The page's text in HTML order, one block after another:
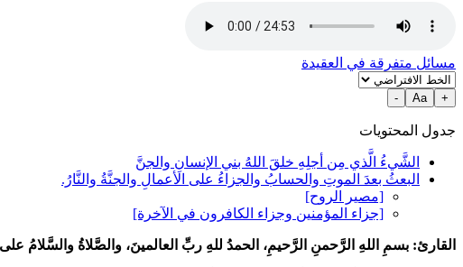
مسائل متفرقة في العقيدة
+
Aa
-
جدول المحتويات
الشَّيءُ الَّذي مِن أجلِهِ خلقَ اللهُ بني الإنسانِ والجنَّ
البعثُ بعدَ الموتِ والحسابُ والجزاءُ على الأعمالِ والجنَّةُ والنَّارُ.
[مصير الروح]
[جزاء المؤمنين وجزاء الكافرون في الآخرة]
القارئ: بسمِ اللهِ الرَّحمنِ الرَّحيمِ، الحمدُ للهِ ربِّ العالمينَ، والصَّلاةُ والسَّلامُ